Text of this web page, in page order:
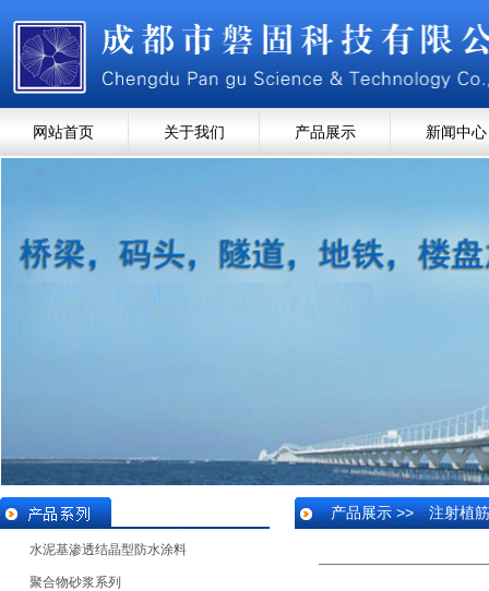
网站首页 关于我们 产品展示 新闻中心
水泥基渗透结晶型防水涂料
聚合物砂浆系列
产品展示 >> 注射植